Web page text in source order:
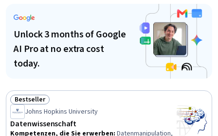
Unlock 3 months of Google
AI Pro at no extra cost
today.
Status: Bestseller
Bestseller
Johns Hopkins University
Datenwissenschaft
Kompetenzen, die Sie erwerben: Datenmanipulation,